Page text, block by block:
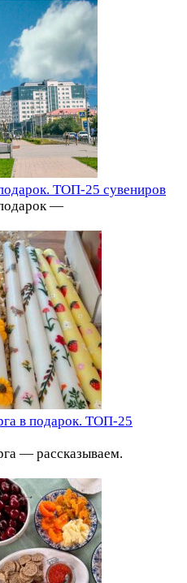
ТОП-25 сувениров
—
в подарок. ТОП-25
— рассказываем.